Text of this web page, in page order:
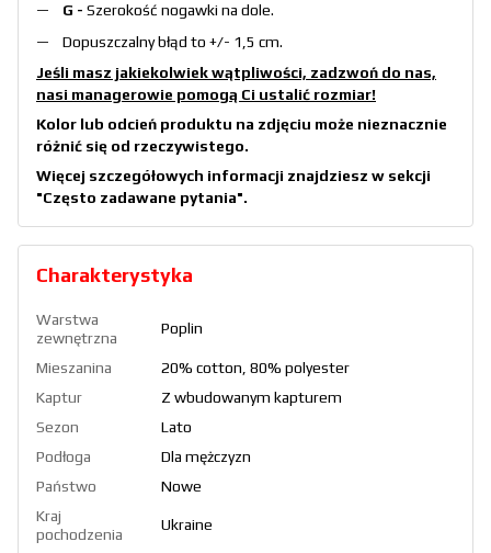
G - Szerokość nogawki na dole.
Dopuszczalny błąd to +/- 1,5 cm.
Jeśli masz jakiekolwiek wątpliwości, zadzwoń do nas,
nasi managerowie pomogą Ci ustalić rozmiar!
Kolor lub odcień produktu na zdjęciu może nieznacznie
różnić się od rzeczywistego.
Więcej szczegółowych informacji znajdziesz w sekcji
"Często zadawane pytania".
Charakterystyka
Warstwa
zewnętrzna
Poplin
Mieszanina
20% cotton, 80% polyester
Kaptur
Z wbudowanym kapturem
Sezon
Lato
Podłoga
Dla mężczyzn
Państwo
Nowe
Kraj
pochodzenia
Ukraine